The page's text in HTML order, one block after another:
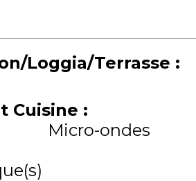
Loggia/Terrasse :
Cuisine :
Micro-ondes